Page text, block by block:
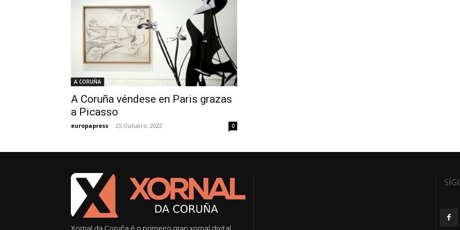
A CORUÑA
A Coruña véndese en Paris grazas
a Picasso
europapress - 25 Outubro, 2022 0
Xornal da Coruña é o primeiro gran xornal dixital